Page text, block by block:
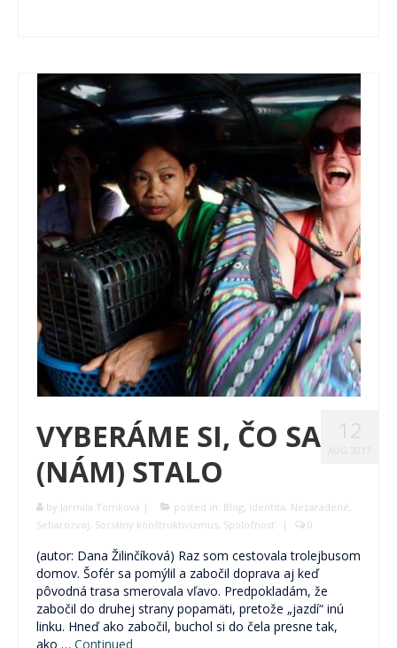
VYBERÁME SI, ČO SA
(NÁM) STALO
by Jarmila Tomková | posted in: Blog, Identita, Nezaradené,
Sebarozvoj, Sociálny konštruktivizmus, Spoločnosť | 0
(autor: Dana Žilinčíková) Raz som cestovala trolejbusom
domov. Šofér sa pomýlil a zabočil doprava aj keď
pôvodná trasa smerovala vľavo. Predpokladám, že
zabočil do druhej strany popamäti, pretože „jazdí“ inú
linku. Hneď ako zabočil, buchol si do čela presne tak,
ako … Continued